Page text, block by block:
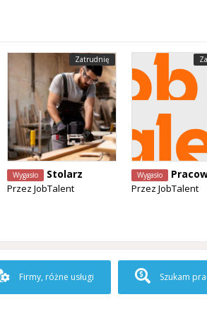
Zatrudnię
Wygasło Stolarz
Przez JobTalent
Wygasło Pracownik serwisu
Przez JobTalent
Firmy, różne usługi Szukam